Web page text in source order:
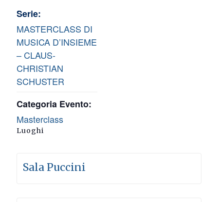
Serie:
MASTERCLASS DI
MUSICA D’INSIEME
– CLAUS-
CHRISTIAN
SCHUSTER
Categoria Evento:
Masterclass
Luoghi
Sala Puccini